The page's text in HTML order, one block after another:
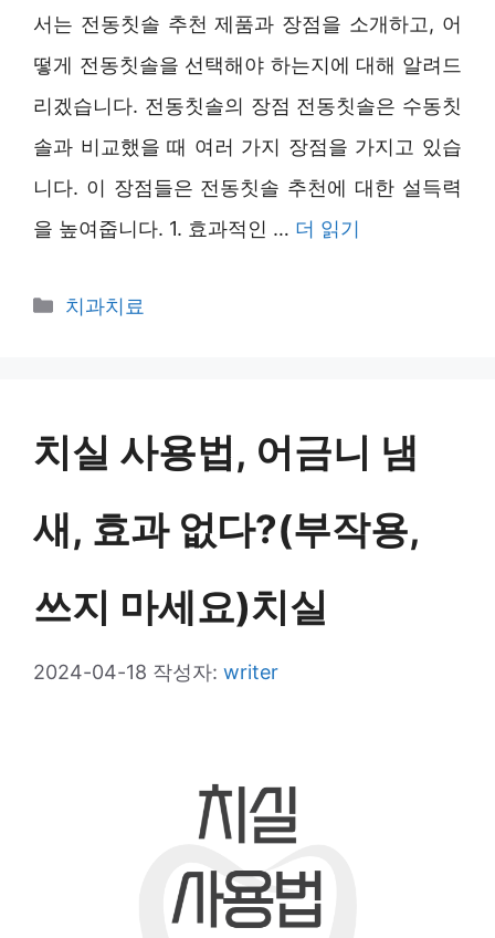
서는 전동칫솔 추천 제품과 장점을 소개하고, 어
떻게 전동칫솔을 선택해야 하는지에 대해 알려드
리겠습니다. 전동칫솔의 장점 전동칫솔은 수동칫
솔과 비교했을 때 여러 가지 장점을 가지고 있습
니다. 이 장점들은 전동칫솔 추천에 대한 설득력
을 높여줍니다. 1. 효과적인 … 더 읽기
카
치과치료
치실 사용법, 어금니 냄
새, 효과 없다?(부작용,
쓰지 마세요)치실
2024-04-18 작성자: writer